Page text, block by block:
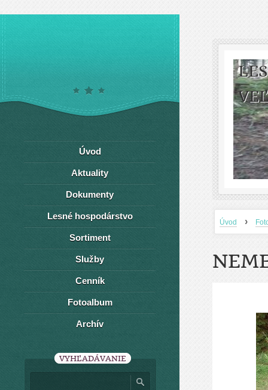
Úvod ›
Úvod
Aktuality
Dokumenty
Lesné hospodárstvo
Sortiment
Služby
Cenník
Fotoalbum
Archív
VYHĽADÁVANIE